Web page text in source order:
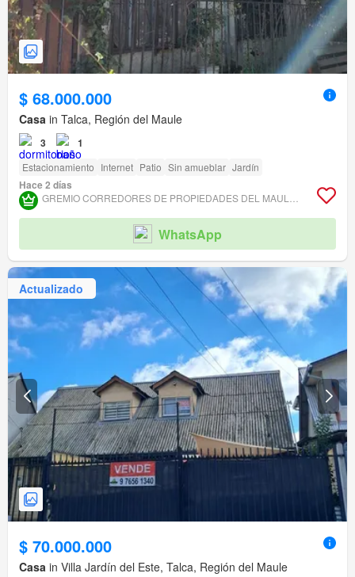
$ 68.000.000
Casa in Talca, Región del Maule
3 1
Estacionamiento Internet Patio Sin amueblar Jardín
Hace 2 días
WhatsApp
Actualizado
$ 70.000.000
Casa in Villa Jardín del Este, Talca, Región del Maule